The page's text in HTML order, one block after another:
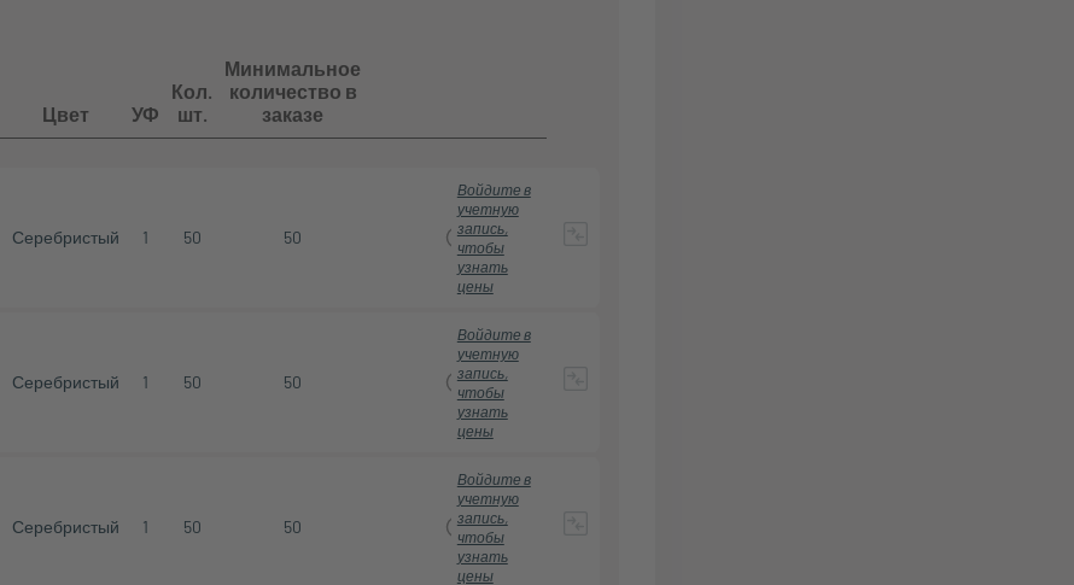
Цвет УФ
Кол.
шт.
Минимальное
количество в
заказе
Серебристый 1 50 50
Войдите в
учетную
запись,
чтобы
узнать
цены
Серебристый 1 50 50
Войдите в
учетную
запись,
чтобы
узнать
цены
Серебристый 1 50 50
Войдите в
учетную
запись,
чтобы
узнать
цены